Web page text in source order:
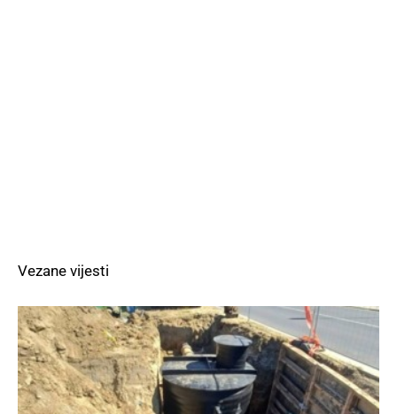
Vezane vijesti